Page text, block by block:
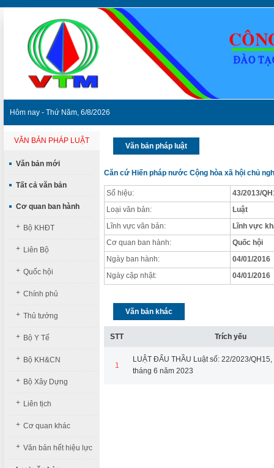
Hôm nay - Thứ Năm, 6/8/2026
VĂN BẢN PHÁP LUẬT
Văn bản mới
Tất cả văn bản
Cơ quan ban hành
+ Bộ KHĐT
+ Liên Bộ
+ Quốc hội
+ Chính phủ
+ Thủ tướng
+ Bộ Y Tế
+ Bộ KH&CN
+ Bộ Xây Dựng
+ Liên tịch
+ Cơ quan khác
+ Văn bản hết hiệu lực
Văn bản pháp luật
Căn cứ Hiến pháp nước Cộng hòa xã hội chủ
Số hiệu:
43/2013/
Loại văn bản:
Luật
Lĩnh vực văn bản:
Lĩnh vực
Cơ quan ban hành:
Quốc hội
Ngày ban hành:
04/01/2016
Ngày cập nhật:
04/01/2016
Văn bản khác
STT Trích yếu
1
LUẬT ĐẤU THẦU Luật số: 22/2023/
tháng 6 năm 2023